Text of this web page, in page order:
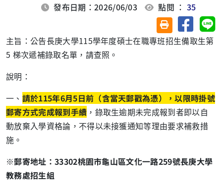
發布日期：2026/06/03 點閱 ：35
友善列印(另開視
分享至
主旨：公告長庚大學115學年度碩士在職專班招生備取生第
5 梯次遞補錄取名單，請查照。
說明：
一、 請於115年6月5日前（含當天郵戳為憑），以限時掛號
郵寄方式完成報到手續 ，錄取生逾期未完成報到者即以自
動放棄入學資格論，不得以未接獲通知等理由要求補救措
施。
※郵寄地址： 33302桃園市龜山區文化一路259號長庚大學
教務處招生組